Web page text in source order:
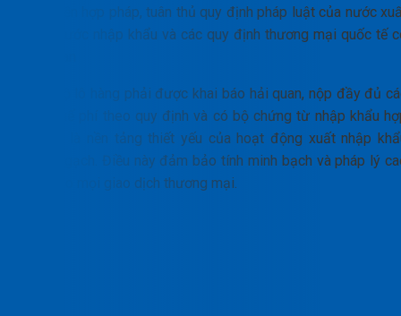
thực hiện hợp pháp, tuân thủ quy định pháp luật của nước
khẩu, nước nhập khẩu và các quy định thương mại quốc tế
Toàn bộ lô hàng phải được khai báo hải quan, nộp đầy đủ
loại thuế phí theo quy định và có bộ chứng từ nhập khẩu
lệ. Đây là nền tảng thiết yếu của hoạt động xuất nhập
chính ngạch. Điều này đảm bảo tính minh bạch và pháp lý
nhất cho mọi giao dịch thương mại.